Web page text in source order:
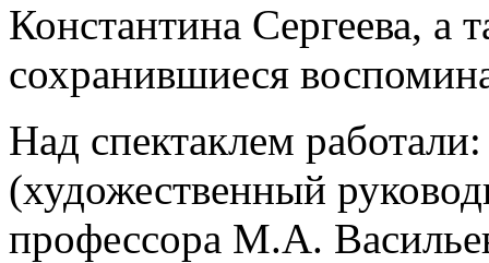
Константина Сергеева, а
сохранившиеся
Над спектаклем
(художественный
профессора М.А.